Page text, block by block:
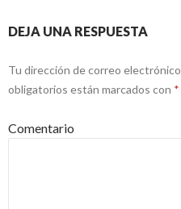
DEJA UNA RESPUESTA
Tu dirección de correo
obligatorios están marcados con *
Comentario